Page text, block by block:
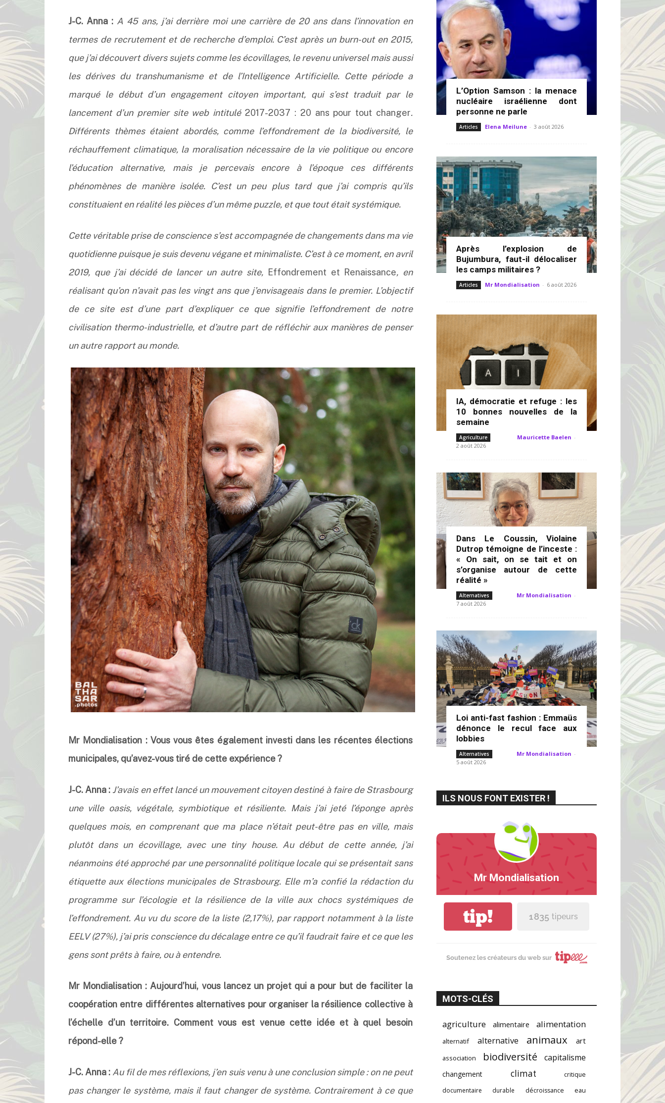
J-C. Anna : A 45 ans, j’ai derrière moi une carrière de 20 ans dans l’innovation en
termes de recrutement et de recherche d’emploi. C’est après un burn-out en 2015,
que j’ai découvert divers sujets comme les écovillages, le revenu universel mais aussi
les dérives du transhumanisme et de l’Intelligence Artificielle. Cette période a
marqué le début d’un engagement citoyen important, qui s’est traduit par le
lancement d’un premier site web intitulé 2017-2037 : 20 ans pour tout changer.
Différents thèmes étaient abordés, comme l’effondrement de la biodiversité, le
réchauffement climatique, la moralisation nécessaire de la vie politique ou encore
l’éducation alternative, mais je percevais encore à l’époque ces différents
phénomènes de manière isolée. C’est un peu plus tard que j’ai compris qu’ils
constituaient en réalité les pièces d’un même puzzle, et que tout était systémique.
Cette véritable prise de conscience s’est accompagnée de changements dans ma vie
quotidienne puisque je suis devenu végane et minimaliste. C’est à ce moment, en avril
2019, que j’ai décidé de lancer un autre site, Effondrement et Renaissance, en
réalisant qu’on n’avait pas les vingt ans que j’envisageais dans le premier. L’objectif
de ce site est d’une part d’expliquer ce que signifie l’effondrement de notre
civilisation thermo-industrielle, et d’autre part de réfléchir aux manières de penser
un autre rapport au monde.
Mr Mondialisation : Vous vous êtes également investi dans les récentes élections
municipales, qu’avez-vous tiré de cette expérience ?
J-C. Anna : J’avais en effet lancé un mouvement citoyen destiné à faire de Strasbourg
une ville oasis, végétale, symbiotique et résiliente. Mais j’ai jeté l’éponge après
quelques mois, en comprenant que ma place n’était peut-être pas en ville, mais
plutôt dans un écovillage, avec une tiny house. Au début de cette année, j’ai
néanmoins été approché par une personnalité politique locale qui se présentait sans
étiquette aux élections municipales de Strasbourg. Elle m’a confié la rédaction du
programme sur l’écologie et la résilience de la ville aux chocs systémiques de
l’effondrement. Au vu du score de la liste (2,17%), par rapport notamment à la liste
EELV (27%), j’ai pris conscience du décalage entre ce qu’il faudrait faire et ce que les
gens sont prêts à faire, ou à entendre.
Mr Mondialisation : Aujourd’hui, vous lancez un projet qui a pour but de faciliter la
coopération entre différentes alternatives pour organiser la résilience collective à
l’échelle d’un territoire. Comment vous est venue cette idée et à quel besoin
répond-elle ?
J-C. Anna : Au fil de mes réflexions, j’en suis venu à une conclusion simple : on ne peut
pas changer le système, mais il faut changer de système. Contrairement à ce que
L’Option Samson : la menace
nucléaire israélienne dont
personne ne parle
Articles Elena Meilune - 3 août 2026
Après l’explosion de
Bujumbura, faut-il délocaliser
les camps militaires ?
Articles Mr Mondialisation - 6 août 2026
IA, démocratie et refuge : les
10 bonnes nouvelles de la
semaine
Agriculture Mauricette Baelen -
2 août 2026
Dans Le Coussin, Violaine
Dutrop témoigne de l’inceste :
« On sait, on se tait et on
s’organise autour de cette
réalité »
Alternatives Mr Mondialisation -
7 août 2026
Loi anti-fast fashion : Emmaüs
dénonce le recul face aux
lobbies
Alternatives Mr Mondialisation -
5 août 2026
ILS NOUS FONT EXISTER !
Mr Mondialisation
tip! 1 835 tipeurs
Soutenez les créateurs du web sur
MOTS-CLÉS
agriculture alimentaire alimentation
alternatif alternative animaux art
association biodiversité capitalisme
changement climat
critique
documentaire
durable décroissance eau